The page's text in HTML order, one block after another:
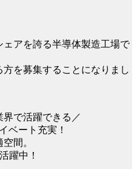
アを誇る半導体製造工場で
を募集することになりまし
界で活躍できる／
ベート充実！
間。
躍中！